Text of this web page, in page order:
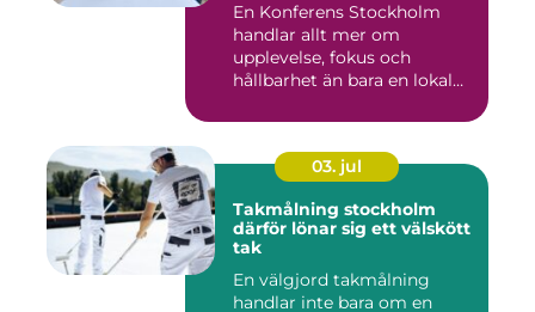
En Konferens Stockholm
handlar allt mer om
upplevelse, fokus och
hållbarhet än bara en lokal
03. jul
Takmålning stockholm
därför lönar sig ett välskött
tak
En välgjord takmålning
handlar inte bara om en